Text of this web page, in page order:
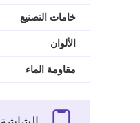
خامات التصنيع
الألوان
مقاومة الماء